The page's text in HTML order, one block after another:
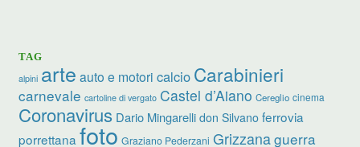
TAG
alpini arte auto e motori calcio Carabinieri
carnevale cartoline di vergato Castel d’Aiano Cereglio cinema
Coronavirus Dario Mingarelli don Silvano ferrovia
porrettana foto Graziano Pederzani Grizzanaguerra